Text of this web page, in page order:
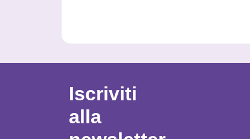
Iscriviti
alla